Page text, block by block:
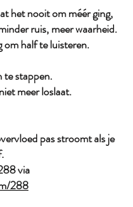
het nooit om méér ging,
ruis, meer waarheid.
om half te luisteren.
te stappen.
meer loslaat.
pas stroomt als je
via
288